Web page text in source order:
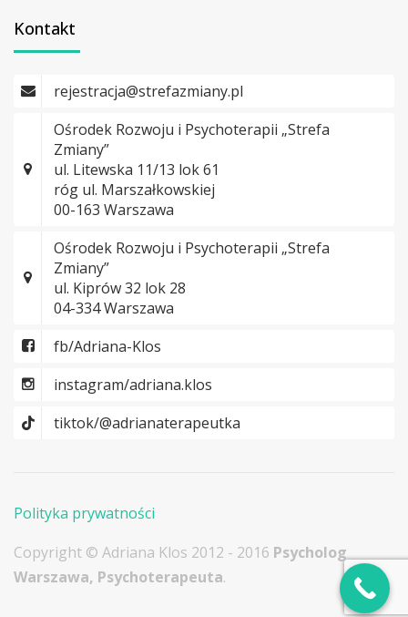
Kontakt
rejestracja@strefazmiany.pl
Ośrodek Rozwoju i Psychoterapii „Strefa
Zmiany”
ul. Litewska 11/13 lok 61
róg ul. Marszałkowskiej
00-163 Warszawa
Ośrodek Rozwoju i Psychoterapii „Strefa
Zmiany”
ul. Kiprów 32 lok 28
04-334 Warszawa
fb/Adriana-Klos
instagram/adriana.klos
tiktok/@adrianaterapeutka
Polityka prywatności
Copyright © Adriana Klos 2012 - 2016 Psycholog
Warszawa, Psychoterapeuta.